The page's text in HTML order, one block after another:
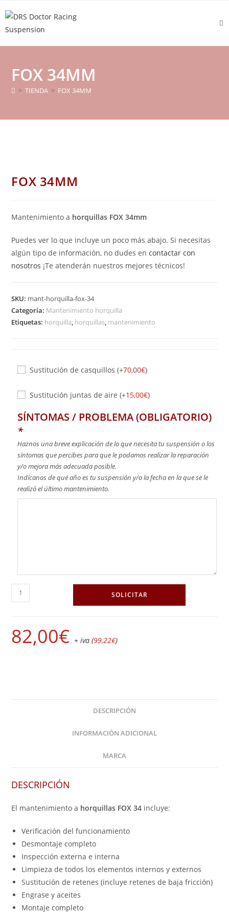
FOX 34MM
> TIENDA > FOX 34MM
FOX 34MM
Mantenimiento a horquillas FOX 34mm
Puedes ver lo que incluye un poco más abajo. Si necesitas
algún tipo de información, no dudes encontactar con
nosotros ¡Te atenderán nuestros mejores técnicos!
SKU: mant-horquilla-fox-34
Categoría: Mantenimiento horquilla
Etiquetas: horquilla horquillas mantenimiento
Sustitución de casquillos(+70,00€)
Sustitución juntas de aire(+15,00€)
SÍNTOMAS / PROBLEMA (OBLIGATORIO)
*
Haznos una breve explicación de lo que necesita tu suspensión o los
síntomas que percibes para que le podamos realizar la reparación
y/o mejora más adecuada posible.
Indícanos de qué año es tu suspensión y/o la fecha en la que se le
realizó el último mantenimiento.
SOLICITAR
82,00€ + iva (99,22€)
DESCRIPCIÓN
INFORMACIÓN ADICIONAL
MARCA
DESCRIPCIÓN
El mantenimiento a horquillas FOX 34 incluye:
Verificación del funcionamiento
Desmontaje completo
Inspección externa e interna
Limpieza de todos los elementos internos y externos
Sustitución de retenes (incluye retenes de baja fricción)
Engrase y aceites
Montaje completo